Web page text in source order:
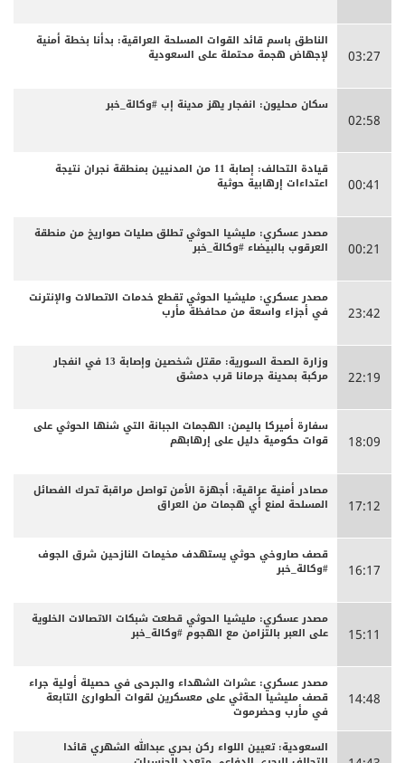
03:27
الناطق باسم قائد القوات المسلحة العراقية: بدأنا بخطة أمنية
لإجهاض هجمة محتملة على السعودية
02:58
سكان محليون: انفجار يهز مدينة إب #وكالة_خبر
00:41
قيادة التحالف: إصابة 11 من المدنيين بمنطقة نجران نتيجة
اعتداءات إرهابية حوثية
00:21
مصدر عسكري: مليشيا الحوثي تطلق صليات صواريخ من منطقة
العرقوب بالبيضاء #وكالة_خبر
23:42
مصدر عسكري: مليشيا الحوثي تقطع خدمات الاتصالات والإنترنت
في أجزاء واسعة من محافظة مأرب
22:19
وزارة الصحة السورية: مقتل شخصين وإصابة 13 في انفجار
مركبة بمدينة جرمانا قرب دمشق
18:09
سفارة أميركا باليمن: الهجمات الجبانة التي شنها الحوثي على
قوات حكومية دليل على إرهابهم
17:12
مصادر أمنية عراقية: أجهزة الأمن تواصل مراقبة تحرك الفصائل
المسلحة لمنع أي هجمات من العراق
16:17
قصف صاروخي حوثي يستهدف مخيمات النازحين شرق الجوف
#وكالة_خبر
15:11
مصدر عسكري: مليشيا الحوثي قطعت شبكات الاتصالات الخلوية
على العبر بالتزامن مع الهجوم #وكالة_خبر
14:48
مصدر عسكري: عشرات الشهداء والجرحى ‏في حصيلة أولية جراء
قصف مليشيا الحةثي على معسكرين لقوات الطوارئ التابعة
في مأرب وحضرموت
السعودية: تعيين اللواء ركن بحري عبدالله الشهري قائدا